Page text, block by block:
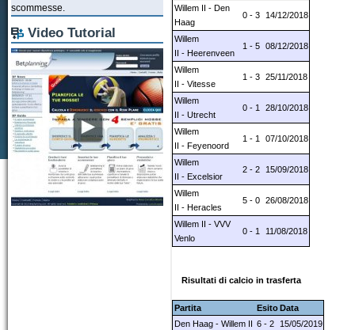
Willem II - Den
Haag
0 - 3 14/12/2018
Willem
II - Heerenveen
1 - 5 08/12/2018
Willem
II - Vitesse
1 - 3 25/11/2018
Willem
II - Utrecht
0 - 1 28/10/2018
Willem
II - Feyenoord
1 - 1 07/10/2018
Willem
II - Excelsior
2 - 2 15/09/2018
Willem
II - Heracles
5 - 0 26/08/2018
Willem II - VVV
Venlo
0 - 1 11/08/2018
Risultati di calcio in trasferta
Partita EsitoData
Den Haag - Willem II 6 - 2
15/05/2019
scommesse.
Video Tutorial